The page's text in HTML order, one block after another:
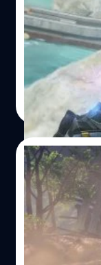
Respawn
ร่วมพัฒนาเกมเ
บนเว็บไซต์ของ
จตุรวิทย์ เครือวาณิช
Read More
18/01/2022
Respawn
3
Respawn
Apex